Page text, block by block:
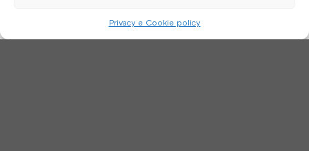
Privacy e Cookie policy